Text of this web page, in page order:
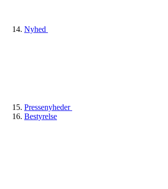
Nyhed
Pressenyheder
Bestyrelse